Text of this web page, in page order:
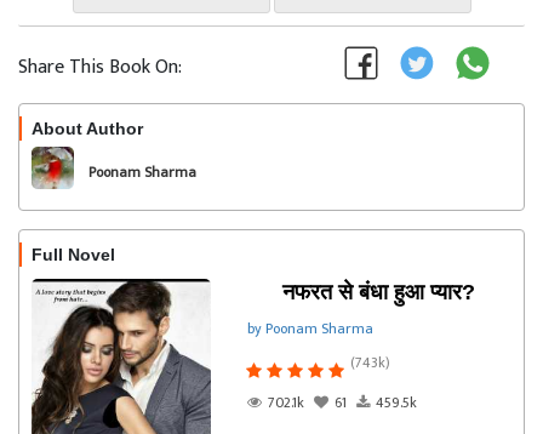
Share This Book On:
About Author
Poonam Sharma
Full Novel
नफरत से बंधा हुआ प्यार?
by Poonam Sharma
(743k)
702.1k
61 459.5k